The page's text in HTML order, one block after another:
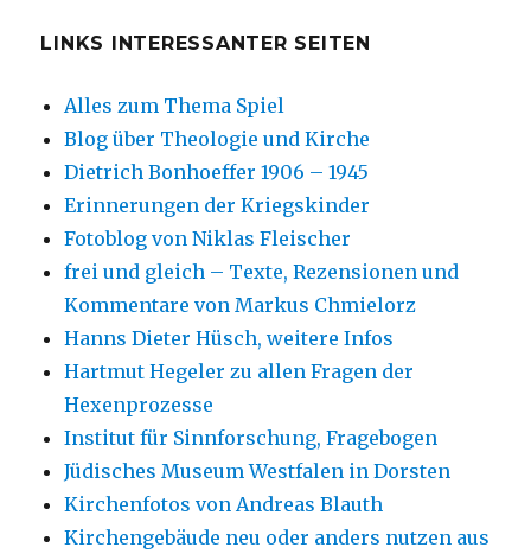
LINKS INTERESSANTER SEITEN
Alles zum Thema Spiel
Blog über Theologie und Kirche
Dietrich Bonhoeffer 1906 – 1945
Erinnerungen der Kriegskinder
Fotoblog von Niklas Fleischer
frei und gleich – Texte, Rezensionen und
Kommentare von Markus Chmielorz
Hanns Dieter Hüsch, weitere Infos
Hartmut Hegeler zu allen Fragen der
Hexenprozesse
Institut für Sinnforschung, Fragebogen
Jüdisches Museum Westfalen in Dorsten
Kirchenfotos von Andreas Blauth
Kirchengebäude neu oder anders nutzen aus